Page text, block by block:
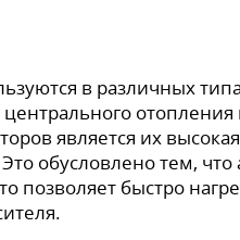
в различных
является их
обусловлено тем,
позволяет быстро